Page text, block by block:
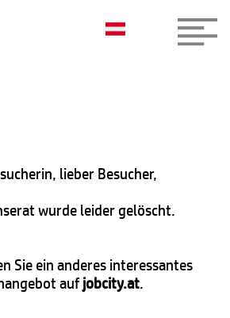
lieber Besucher,
wurde leider gelöscht.
Sie ein anderes interessantes
aufjobcity.at.